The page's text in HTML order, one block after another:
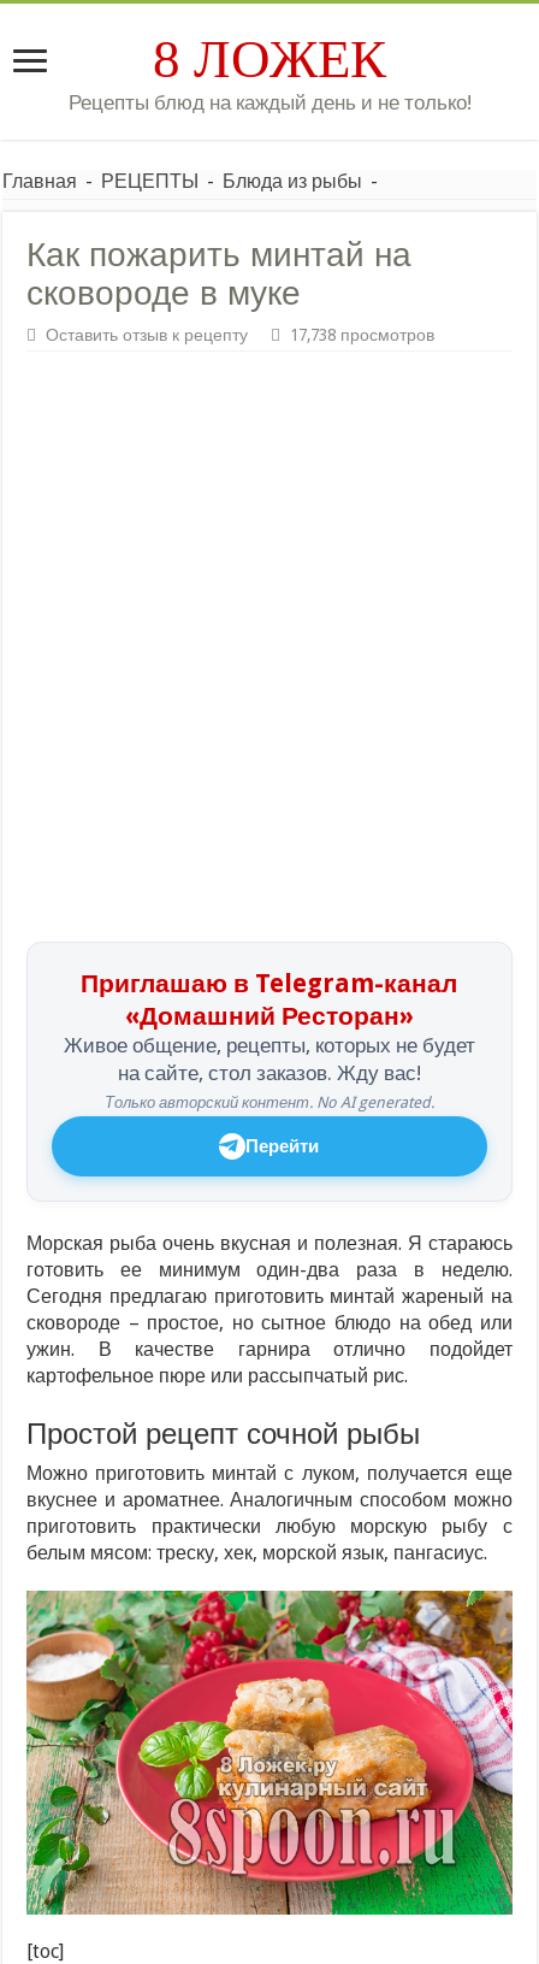
8 ЛОЖЕК
Рецепты блюд на каждый день и не только!
Главная - РЕЦЕПТЫ - Блюда из рыбы -
Как пожарить минтай на
сковороде в муке
Оставить отзыв к рецепту 17,738 просмотров
Приглашаю в Telegram-канал
«Домашний Ресторан»
Живое общение, рецепты, которых не будет
на сайте, стол заказов. Жду вас!
Только авторский контент. No AI generated.
Перейти
Морская рыба очень вкусная и полезная. Я стараюсь
готовить ее минимум один-два раза в неделю.
Сегодня предлагаю приготовить минтай жареный на
сковороде – простое, но сытное блюдо на обед или
ужин. В качестве гарнира отлично подойдет
картофельное пюре или рассыпчатый рис.
Простой рецепт сочной рыбы
Можно приготовить минтай с луком, получается еще
вкуснее и ароматнее. Аналогичным способом можно
приготовить практически любую морскую рыбу с
белым мясом: треску, хек, морской язык, пангасиус.
[toc]